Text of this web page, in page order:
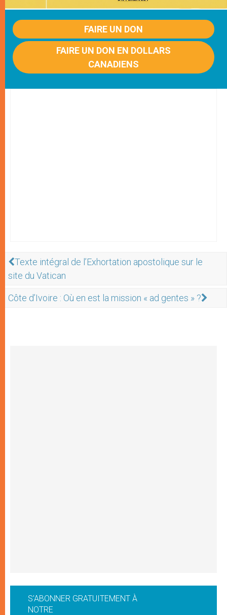
FAIRE UN DON
FAIRE UN DON EN DOLLARS
CANADIENS
Texte intégral de l’Exhortation apostolique sur le
site du Vatican
Côte d’Ivoire : Où en est la mission « ad gentes » ?
S'ABONNER GRATUITEMENT À
NOTRE